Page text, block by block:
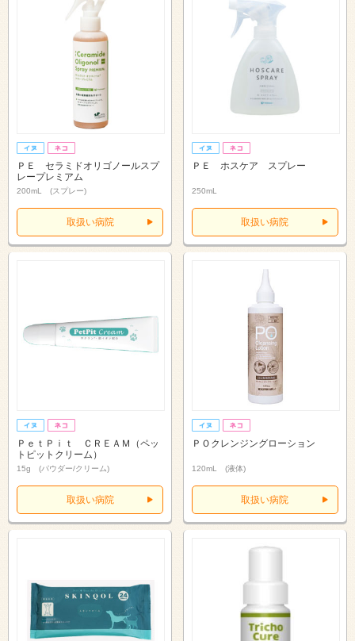
ＰＥ セラミドオリゴノールスプ
レープレミアム
200mL (スプレー)
取扱い病院
ＰＥ ホスケア スプレー
250mL
取扱い病院
ＰｅｔＰｉｔ ＣＲＥＡＭ（ペッ
トピットクリーム）
15g (パウダー/クリーム)
取扱い病院
ＰＯクレンジングローション
120mL (液体)
取扱い病院